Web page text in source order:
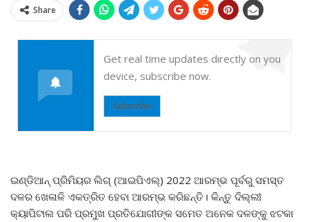
Share
Get real time updates directly on you
device, subscribe now.
Subscribe
ଇଣ୍ଡିଆନ୍ ପ୍ରିମିୟର ଲିଗ୍ (ଆଇପିଏଲ୍) 2022 ଆରମ୍ଭ ପୂର୍ବରୁ ସମସ୍ତ
ଦଳର ଖେଳାଳି ଏକତ୍ରିତ ହେବା ଆରମ୍ଭ କରିଛନ୍ତି। କିନ୍ତୁ ଦିଲ୍ଲୀ
କ୍ୟାପିଟାଲ ପରି ପ୍ରମୁଖ ପ୍ରତିଯୋଗୀଙ୍କ ସମେତ ଅନେକ ଦଳଙ୍କୁ ଝଟକା